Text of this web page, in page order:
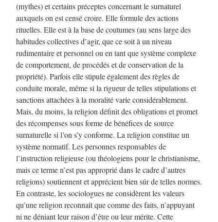
(mythes) et certains préceptes concernant le surnaturel
auxquels on est censé croire. Elle formule des actions
rituelles. Elle est à la base de coutumes (au sens large des
habitudes collectives d’agir, que ce soit à un niveau
rudimentaire et personnel ou en tant que système complexe
de comportement, de procédés et de conservation de la
propriété). Parfois elle stipule également des règles de
conduite morale, même si la rigueur de telles stipulations et
sanctions attachées à la moralité varie considérablement.
Mais, du moins, la religion définit des obligations et promet
des récompenses sous forme de bénéfices de source
surnaturelle si l’on s’y conforme. La religion constitue un
système normatif. Les personnes responsables de
l’instruction religieuse (ou théologiens pour le christianisme,
mais ce terme n’est pas approprié dans le cadre d’autres
religions) soutiennent et apprécient bien sûr de telles normes.
En contraste, les sociologues ne considèrent les valeurs
qu’une religion reconnaît que comme des faits, n’appuyant
ni ne déniant leur raison d’être ou leur mérite. Cette